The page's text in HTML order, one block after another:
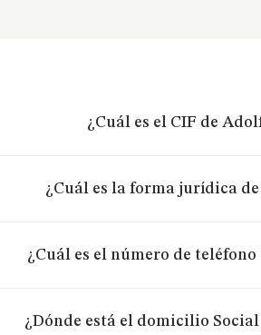
¿Cuál es el CIF de
¿Cuál es la forma jurídica
¿Cuál es el número de
¿Dónde está el domicilio